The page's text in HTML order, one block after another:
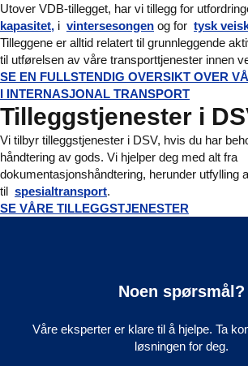
Utover VDB-tillegget, har vi tillegg for
kapasitet, i vintersesongen og for tysk
Tilleggene er alltid relatert til grunnleggende
til utførelsen av våre transporttjenester innen
SE EN FULLSTENDIG OVERSIKT OVER
I INTERNASJONAL TRANSPORT
Tilleggstjenester i
Vi tilbyr tilleggstjenester i DSV, hvis du har
håndtering av gods. Vi hjelper deg med alt fra
dokumentasjonshåndtering, herunder utfylling
til spesialtransport.
SE VÅRE TILLEGGSTJENESTER
Noen spørsmål?
Våre eksperter er klare til å hjelpe. Ta
løsningen for deg.